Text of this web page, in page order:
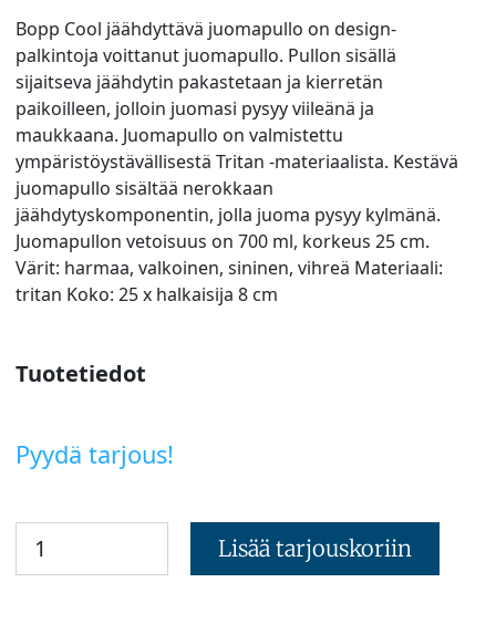
Bopp Cool jäähdyttävä juomapullo on design-
palkintoja voittanut juomapullo. Pullon sisällä
sijaitseva jäähdytin pakastetaan ja kierretän
paikoilleen, jolloin juomasi pysyy viileänä ja
maukkaana. Juomapullo on valmistettu
ympäristöystävällisestä Tritan -materiaalista. Kestävä
juomapullo sisältää nerokkaan
jäähdytyskomponentin, jolla juoma pysyy kylmänä.
Juomapullon vetoisuus on 700 ml, korkeus 25 cm.
Värit: harmaa, valkoinen, sininen, vihreä Materiaali:
tritan Koko: 25 x halkaisija 8 cm
Tuotetiedot
Pyydä tarjous!
Lisää tarjouskoriin